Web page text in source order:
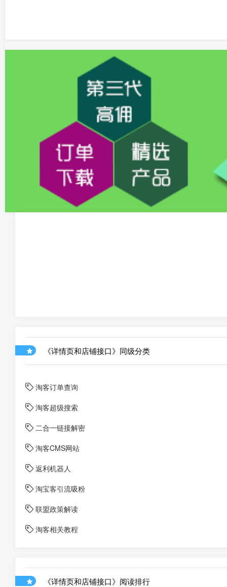
《详情页和店铺接口》同级分类
淘客订单查询
淘客超级搜索
二合一链接解密
淘客CMS网站
返利机器人
淘宝客引流吸粉
联盟政策解读
淘客相关教程
《详情页和店铺接口》阅读排行